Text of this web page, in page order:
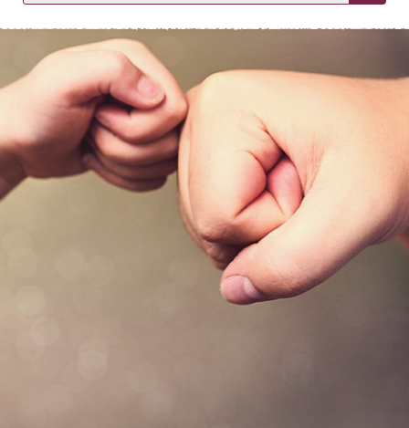
KIRJAUDU SISÄÄN
Etkö ole vielä asiakkaamme?
Luo asiakastili tästä!